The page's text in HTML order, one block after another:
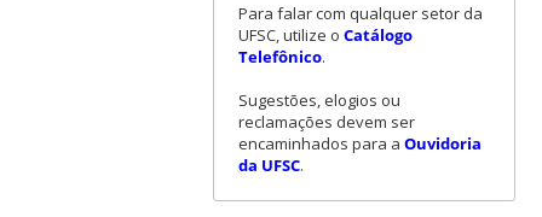
Para falar com qualquer setor da
UFSC, utilize o Catálogo
Telefônico.
Sugestões, elogios ou
reclamações devem ser
encaminhados para a Ouvidoria
da UFSC.